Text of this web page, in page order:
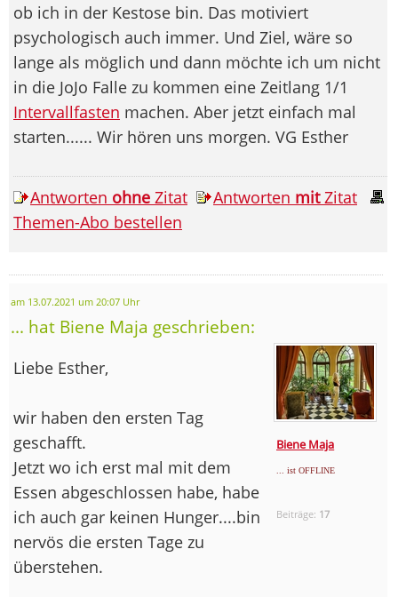
ob ich in der Kestose bin. Das motiviert
psychologisch auch immer. Und Ziel, wäre so
lange als möglich und dann möchte ich um nicht
in die JoJo Falle zu kommen eine Zeitlang 1/1
Intervallfasten machen. Aber jetzt einfach mal
starten...... Wir hören uns morgen. VG Esther
Antworten ohne Zitat Antworten mitZitat
Themen-Abo bestellen
am 13.07.2021 um 20:07 Uhr
... hat Biene Maja geschrieben:
Biene Maja
... ist OFFLINE
Beiträge: 17
Liebe Esther,
wir haben den ersten Tag
geschafft.
Jetzt wo ich erst mal mit dem
Essen abgeschlossen habe, habe
ich auch gar keinen Hunger....bin
nervös die ersten Tage zu
überstehen.